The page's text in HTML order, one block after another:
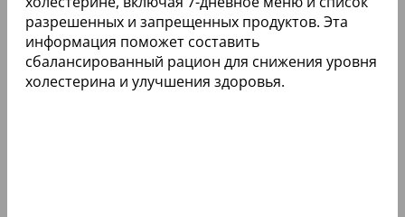
разрешенных и запрещенных продуктов. Эта
информация поможет составить
сбалансированный рацион для снижения уровня
холестерина и улучшения здоровья.